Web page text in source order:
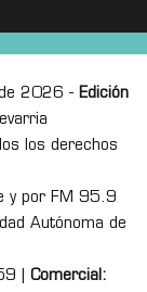
2026 - Edición
los derechos
y por FM 95.9
Autónoma de
| Comercial: